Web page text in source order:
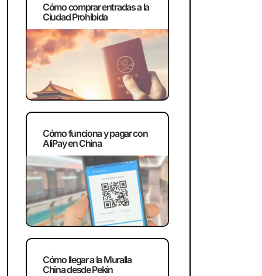
Cómo comprar entradas a la
Ciudad Prohibida
Cómo funciona y pagar con
AliPay en China
Cómo llegar a la Muralla
China desde Pekín